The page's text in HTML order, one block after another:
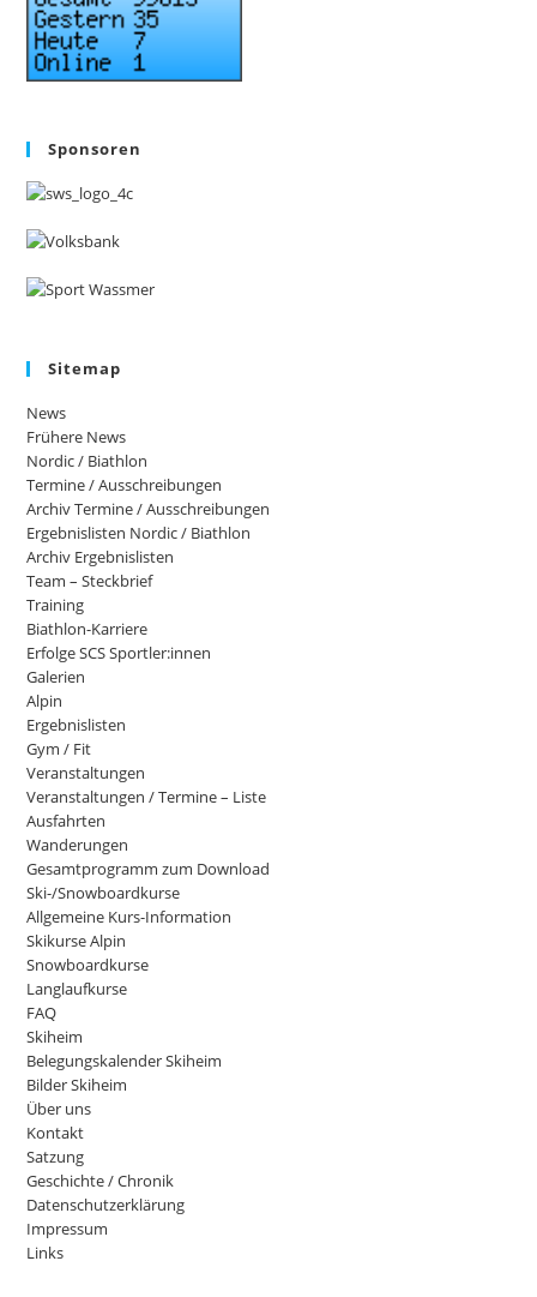
Sponsoren
Sitemap
News
Frühere News
Nordic / Biathlon
Termine / Ausschreibungen
Archiv Termine / Ausschreibungen
Ergebnislisten Nordic / Biathlon
Archiv Ergebnislisten
Team – Steckbrief
Training
Biathlon-Karriere
Erfolge SCS Sportler:innen
Galerien
Alpin
Ergebnislisten
Gym / Fit
Veranstaltungen
Veranstaltungen / Termine – Liste
Ausfahrten
Wanderungen
Gesamtprogramm zum Download
Ski-/Snowboardkurse
Allgemeine Kurs-Information
Skikurse Alpin
Snowboardkurse
Langlaufkurse
FAQ
Skiheim
Belegungskalender Skiheim
Bilder Skiheim
Über uns
Kontakt
Satzung
Geschichte / Chronik
Datenschutzerklärung
Impressum
Links